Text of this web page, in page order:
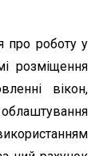
про роботу у
розміщення
вікон,